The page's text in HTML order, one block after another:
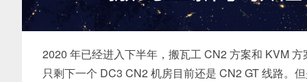
2020 年已经进入下半年，搬瓦工 CN2 方案和 KVM
只剩下一个 DC3 CN2 机房目前还是 CN2 GT 线路。